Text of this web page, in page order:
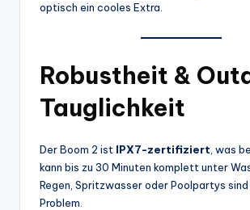
optisch ein cooles Extra.
Robustheit &
Tauglichkeit
Der Boom 2 ist IPX7-zertifiziert , was
kann bis zu 30 Minuten komplett unter
Regen, Spritzwasser oder Poolpartys
Problem.